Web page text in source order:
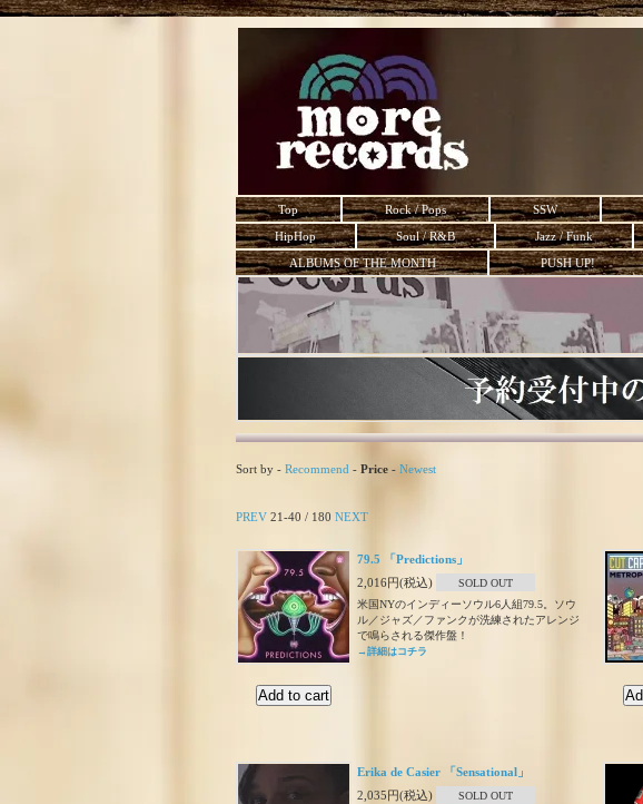
Top Rock / Pops SSW
HipHop
Soul / R&B Jazz / Funk
ALBUMS OF THE MONTH
PUSH UP!
Sort by - Recommend - Price - Newest
PREV 21-40 / 180 NEXT
79.5 「Predictions」
2,016円(税込)
SOLD OUT
米国NYのインディーソウル6人組79.5。ソウ
ル／ジャズ／ファンクが洗練されたアレンジ
で鳴らされる傑作盤！
→詳細はコチラ
Erika de Casier 「Sensational」
2,035円(税込)
SOLD OUT